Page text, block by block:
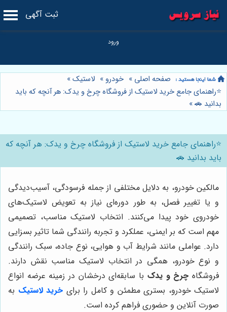
ثبت آگهی
صفحه اصلی » خودرو » لاستیک»
⭐️راهنمای جامع خرید لاستیک از فروشگاه چرخ و یدک: هر آنچه که باید
بدانید 🚗»
⭐️راهنمای جامع خرید لاستیک از فروشگاه چرخ و یدک: هر آنچه که
باید بدانید 🚗
مالکین خودرو، به دلایل مختلفی از جمله فرسودگی، آسیب‌دیدگی
و یا تغییر فصل، به طور دوره‌ای نیاز به تعویض لاستیک‌های
خودروی خود پیدا می‌کنند. انتخاب لاستیک مناسب، تصمیمی
مهم است که بر ایمنی، عملکرد و تجربه رانندگی شما تاثیر بسزایی
دارد. عواملی مانند شرایط آب و هوایی، نوع جاده، سبک رانندگی
و نوع خودرو، همگی در انتخاب لاستیک مناسب نقش دارند.
فروشگاه چرخ و یدک با سابقه‌ای درخشان در زمینه عرضه انواع
لاستیک خودرو، بستری مطمئن و کامل را برای خرید لاستیک به
صورت آنلاین و حضوری فراهم کرده است.